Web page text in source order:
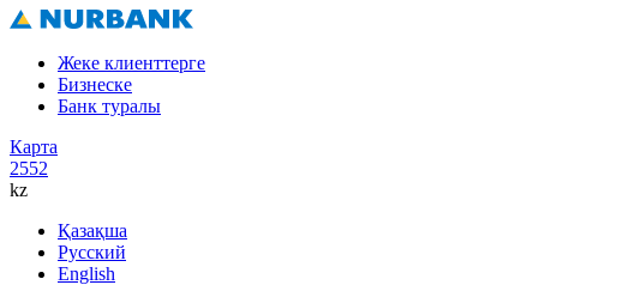
Жеке клиенттерге
Бизнеске
Банк туралы
Карта
2552
kz
Қазақша
Русский
English